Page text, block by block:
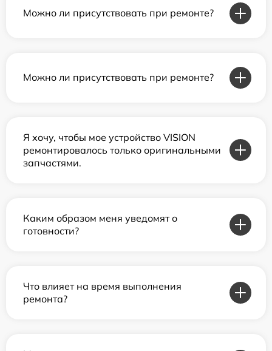
Можно ли присутствовать при ремонте?
Можно ли присутствовать при ремонте?
Я хочу, чтобы мое устройство VISION
ремонтировалось только оригинальными
запчастями.
Каким образом меня уведомят о
готовности?
Что влияет на время выполнения
ремонта?